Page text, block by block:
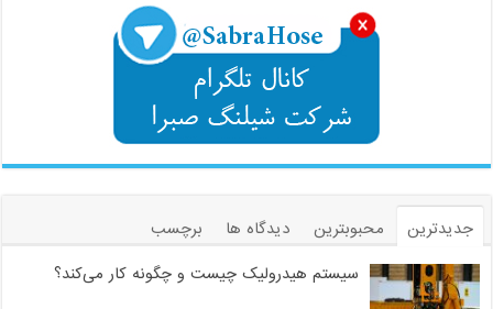
جدیدترین محبوبترین دیدگاه ها
برچسب
سیستم هیدرولیک چیست و چگونه کار می‌کند؟